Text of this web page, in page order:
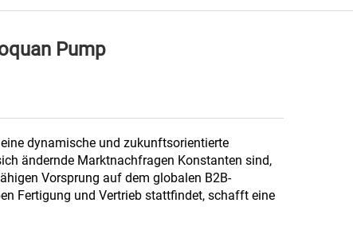
Pump
dynamische und zukunftsorientierte
ändernde Marktnachfragen Konstanten sind,
Vorsprung auf dem globalen B2B-
Fertigung und Vertrieb stattfindet, schafft eine